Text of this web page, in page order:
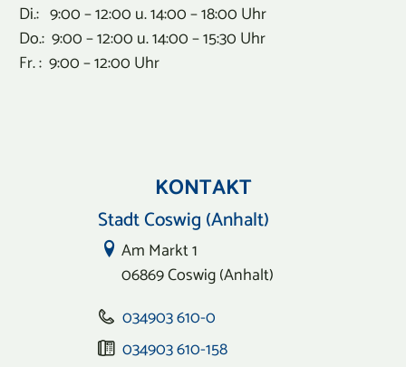
Di.: 9:00 – 12:00 u. 14:00 – 18:00 Uhr
Do.: 9:00 – 12:00 u. 14:00 – 15:30 Uhr
Fr. : 9:00 – 12:00 Uhr
KONTAKT
Stadt Coswig (Anhalt)
Link zur Google-Maps Navigation
Am Markt 1
06869 Coswig (Anhalt)
034903 610-0
034903 610-158